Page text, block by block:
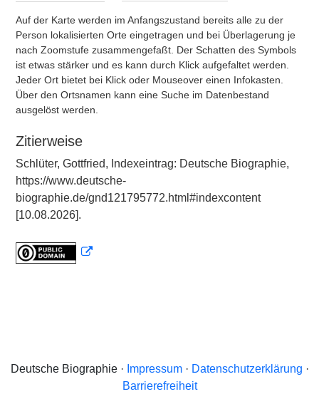
Auf der Karte werden im Anfangszustand bereits alle zu der
Person lokalisierten Orte eingetragen und bei Überlagerung je
nach Zoomstufe zusammengefaßt. Der Schatten des Symbols
ist etwas stärker und es kann durch Klick aufgefaltet werden.
Jeder Ort bietet bei Klick oder Mouseover einen Infokasten.
Über den Ortsnamen kann eine Suche im Datenbestand
ausgelöst werden.
Zitierweise
Schlüter, Gottfried, Indexeintrag: Deutsche Biographie,
https://www.deutsche-
biographie.de/gnd121795772.html#indexcontent
[10.08.2026].
Deutsche Biographie · Impressum· Datenschutzerklärung ·
Barrierefreiheit